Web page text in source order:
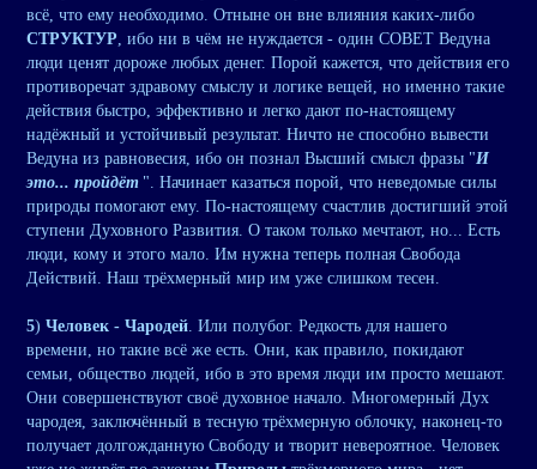
всё, что ему необходимо. Отныне он вне влияния каких-либо
СТРУКТУР, ибо ни в чём не нуждается - один СОВЕТ Ведуна
люди ценят дороже любых денег. Порой кажется, что действия его
противоречат здравому смыслу и логике вещей, но именно такие
действия быстро, эффективно и легко дают по-настоящему
надёжный и устойчивый результат. Ничто не способно вывести
Ведуна из равновесия, ибо он познал Высший смысл фразы "И
это... пройдёт ". Начинает казаться порой, что неведомые силы
природы помогают ему. По-настоящему счастлив достигший этой
ступени Духовного Развития. О таком только мечтают, но... Есть
люди, кому и этого мало. Им нужна теперь полная Свобода
Действий. Наш трёхмерный мир им уже слишком тесен.
5) Человек - Чародей. Или полубог. Редкость для нашего
времени, но такие всё же есть. Они, как правило, покидают
семьи, общество людей, ибо в это время люди им просто мешают.
Они совершенствуют своё духовное начало. Многомерный Дух
чародея, заключённый в тесную трёхмерную облочку, наконец-то
получает долгожданную Свободу и творит невероятное. Человек